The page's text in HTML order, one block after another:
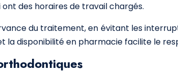
des horaires de travail chargés.
du traitement, en évitant les
disponibilité en pharmacie facilite le